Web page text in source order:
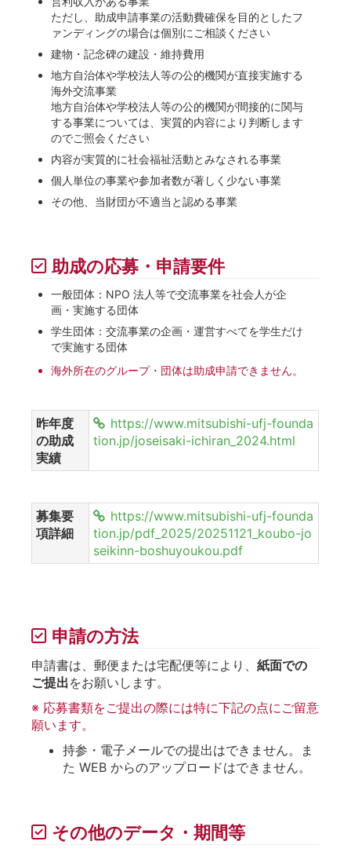
ただし、助成申請事業の活動費確保を目的としたフ
ァンディングの場合は個別にご相談ください
建物・記念碑の建設・維持費用
地方自治体や学校法人等の公的機関が直接実施する
海外交流事業
地方自治体や学校法人等の公的機関が間接的に関与
する事業については、実質的内容により判断します
のでご照会ください
内容が実質的に社会福祉活動とみなされる事業
個人単位の事業や参加者数が著しく少ない事業
その他、当財団が不適当と認める事業
助成の応募・申請要件
一般団体：NPO 法人等で交流事業を社会人が企
画・実施する団体
学生団体：交流事業の企画・運営すべてを学生だけ
で実施する団体
海外所在のグループ・団体は助成申請できません。
昨年度
の助成
実績
https://www.mitsubishi-ufj-founda
tion.jp/joseisaki-ichiran_2024.html
募集要
項詳細
https://www.mitsubishi-ufj-founda
tion.jp/pdf_2025/20251121_koubo-jo
seikinn-boshuyoukou.pdf
申請の方法
申請書は、郵便または宅配便等により、 紙面での
ご提出をお願いします。
※ 応募書類をご提出の際には特に下記の点にご留意
願います。
持参・電子メールでの提出はできません。ま
た WEB からのアップロードはできません。
その他のデータ・期間等